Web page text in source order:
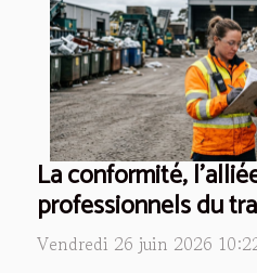
La conformité,
professionnels du
Vendredi 26 juin 2026